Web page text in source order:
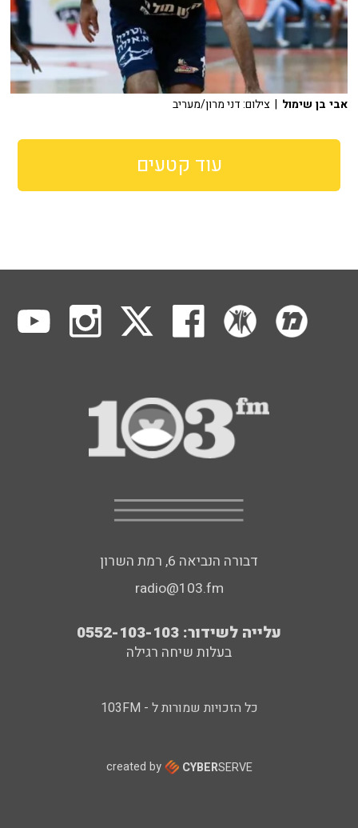
אבי בן שימול | צילום: דני מרון/מעריב
עוד קטעים
דבורה הנביאה 6, רמת השרון
radio@103.fm
עלייה לשידור: 0552-103-103
בעלות שיחה רגילה
כל הזכויות שמורות ל - 103FM
created by CYBERSERVE